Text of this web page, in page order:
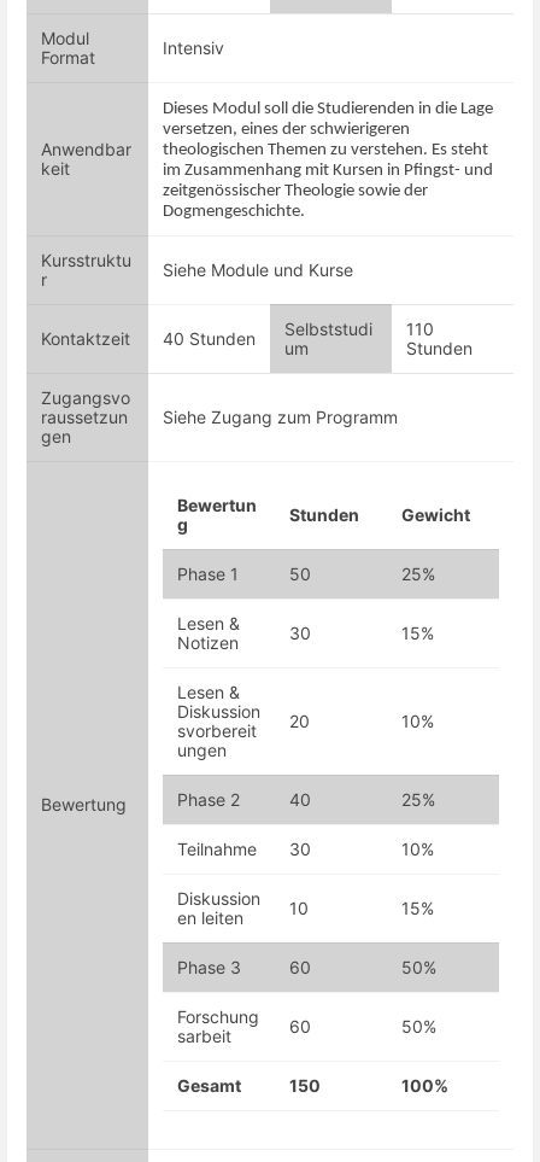
Modul
Format
Intensiv
Anwendbar
keit
Dieses Modul soll die Studierenden in die Lage
versetzen, eines der schwierigeren
theologischen Themen zu verstehen. Es steht
im Zusammenhang mit Kursen in Pfingst- und
zeitgenössischer Theologie sowie der
Dogmengeschichte.
Kursstruktu
r
Siehe Module und Kurse
Kontaktzeit 40 Stunden
Selbststudi
um
110
Stunden
Zugangsvo
raussetzun
gen
Siehe Zugang zum Programm
Bewertung
Bewertun
g
Stunden Gewicht
Phase 1 50 25%
Lesen &
Notizen
30 15%
Lesen &
Diskussion
svorbereit
ungen
20 10%
Phase 2 40 25%
Teilnahme 30 10%
Diskussion
en leiten
10 15%
Phase 3 60 50%
Forschung
sarbeit
60 50%
Gesamt 150 100%